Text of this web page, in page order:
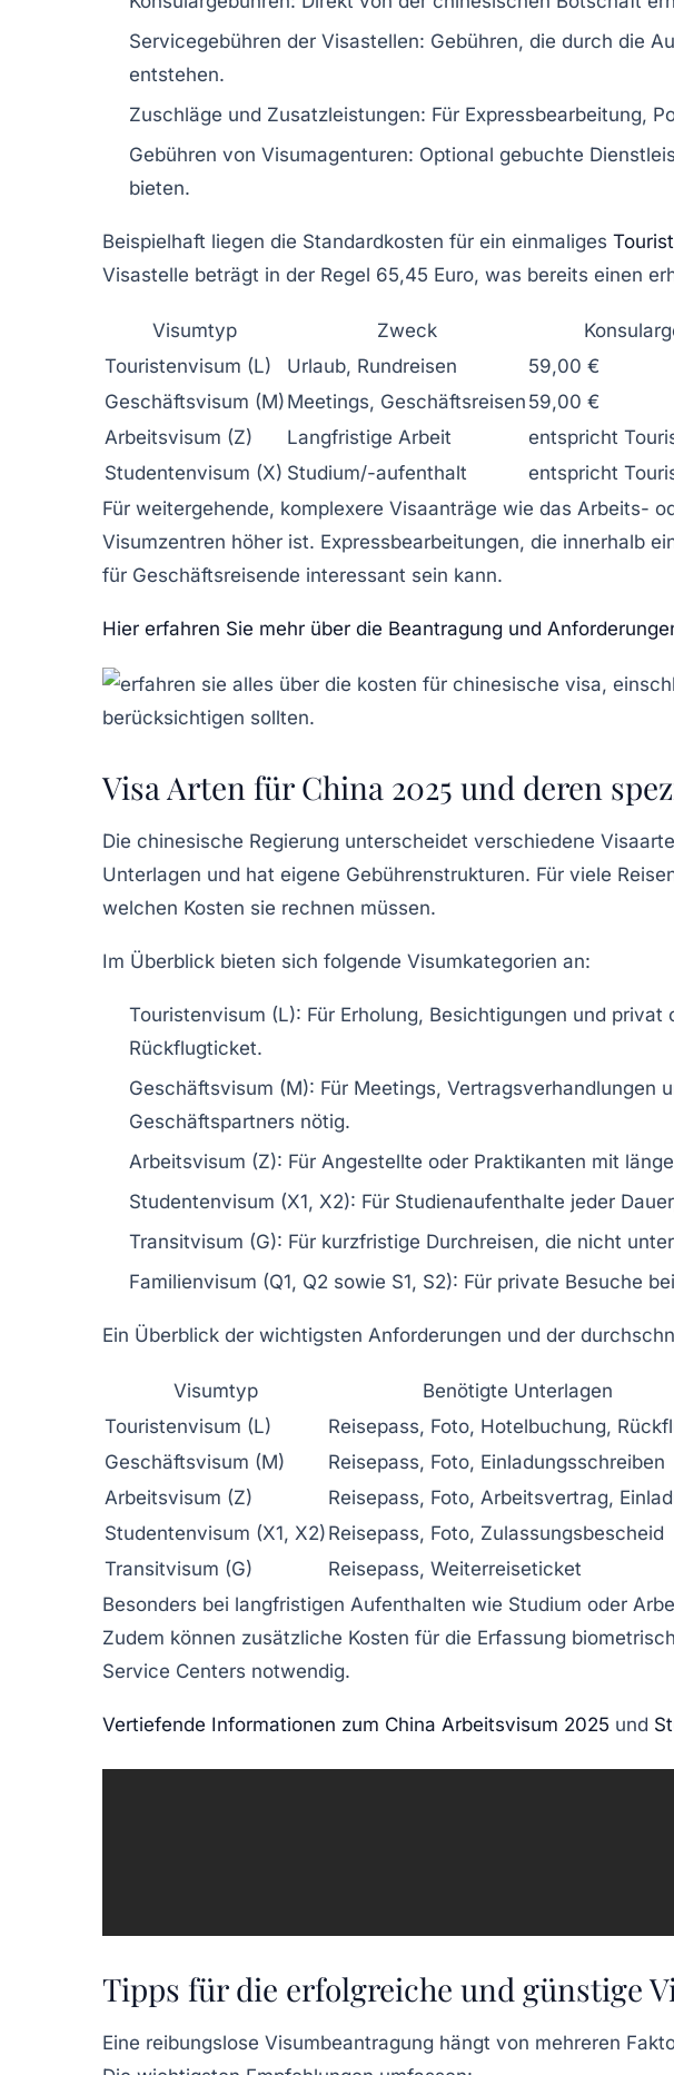
Servicegebühren der Visastellen: Gebühren, die durch die
entstehen.
Zuschläge und Zusatzleistungen: Für Expressbearbeitung,
Gebühren von Visumagenturen: Optional gebuchte
bieten.
Beispielhaft liegen die Standardkosten für ein einmaliges
Visastelle beträgt in der Regel 65,45 Euro, was bereits einen
Visumtyp Zweck
Touristenvisum (L)
Urlaub, Rundreisen 59,00 €
Geschäftsvisum (M) Meetings, Geschäftsreisen 59,00 €
Arbeitsvisum (Z)
Langfristige Arbeit entspricht
Studentenvisum (X) Studium/-aufenthalt entspricht
Für weitergehende, komplexere Visaanträge wie das Arbeits-
Visumzentren höher ist. Expressbearbeitungen, die innerhalb
für Geschäftsreisende interessant sein kann.
Hier erfahren Sie mehr über die Beantragung und
Visa Arten für China 2025 und deren
Die chinesische Regierung unterscheidet verschiedene
Unterlagen und hat eigene Gebührenstrukturen. Für viele
welchen Kosten sie rechnen müssen.
Im Überblick bieten sich folgende Visumkategorien an:
Touristenvisum (L): Für Erholung, Besichtigungen und
Rückflugticket.
Geschäftsvisum (M): Für Meetings, Vertragsverhandlungen
Geschäftspartners nötig.
Arbeitsvisum (Z): Für Angestellte oder Praktikanten mit
Studentenvisum (X1, X2): Für Studienaufenthalte jeder
Transitvisum (G): Für kurzfristige Durchreisen, die nicht
Familienvisum (Q1, Q2 sowie S1, S2): Für private Besuche
Ein Überblick der wichtigsten Anforderungen und der
Visumtyp Benötigte Unterlagen
Touristenvisum (L)
Reisepass, Foto, Hotelbuchung,
Geschäftsvisum (M)
Reisepass, Foto, Einladungsschreiben
Arbeitsvisum (Z)
Reisepass, Foto, Arbeitsvertrag,
Studentenvisum (X1, X2) Reisepass, Foto, Zulassungsbescheid
Transitvisum (G)
Reisepass, Weiterreiseticket
Besonders bei langfristigen Aufenthalten wie Studium oder
Zudem können zusätzliche Kosten für die Erfassung
Service Centers notwendig.
Vertiefende Informationen zum China Arbeitsvisum 2025 und
Tipps für die erfolgreiche und günstige
Eine reibungslose Visumbeantragung hängt von mehreren